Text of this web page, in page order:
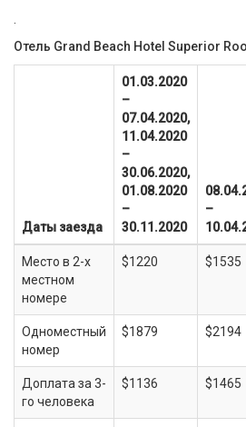
Отель Grand Beach Hotel Superior
Даты заезда
01.03.2020
–
07.04.2020,
11.04.2020
–
30.06.2020,
01.08.2020
–
30.11.2020
–
Место в 2-х
местном
номере
$1220 $1535
Одноместный
номер
$1879 $2194
Доплата за 3-
го человека
$1136 $1465